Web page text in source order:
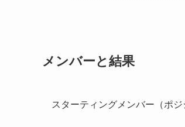
メンバーと結果
スターティングメンバー（ポ